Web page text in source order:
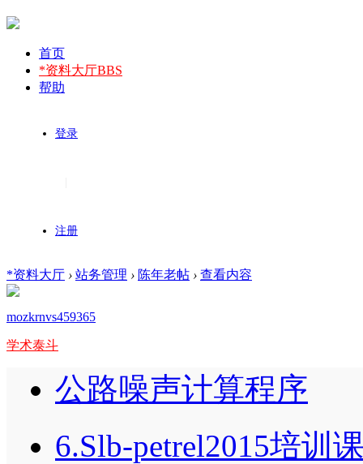
首页
*资料大厅BBS
帮助
登录
注册
*资料大厅 › 站务管理 › 陈年老帖 › 查看内容
mozkrnvs459365
学术泰斗
公路噪声计算程序
6.Slb-petrel2015培训